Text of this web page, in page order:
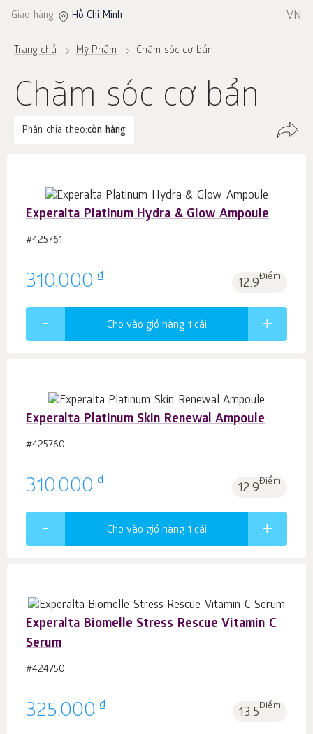
Giao hàng: Hồ Chí Minh VN
Trang chủ Mỹ Phẩm Chăm sóc cơ bản
Chăm sóc cơ bản
Phân chia theo:còn hàng
Experalta Platinum Hydra & Glow Ampoule
#425761
310.000 ₫ 12.9Điểm
Cho vào giỏ hàng 1 cái
Experalta Platinum Skin Renewal Ampoule
#425760
310.000 ₫ 12.9Điểm
Cho vào giỏ hàng 1 cái
Experalta Biomelle Stress Rescue Vitamin C
Serum
#424750
325.000 ₫ 13.5Điểm